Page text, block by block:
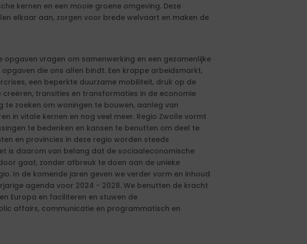
kernen en een mooie groene omgeving. Deze
elkaar aan, zorgen voor brede welvaart en maken de
vragen om samenwerking en een gezamenlijke
die ons allen bindt. Een krappe arbeidsmarkt,
een beperkte duurzame mobiliteit, druk op de
transities en transformaties in de economie
te zoeken om woningen te bouwen, aanleg van
in vitale kernen en nog veel meer. Regio Zwolle vormt
te bedenken en kansen te benutten om deel te
en provincies in deze regio worden steeds
is daarom van belang dat de sociaaleconomische
gaat, zonder afbreuk te doen aan de unieke
In de komende jaren geven we verder vorm en inhoud
agenda voor 2024 - 2028. We benutten de kracht
Europa en faciliteren en stuwen de
affairs, communicatie en programmatisch en